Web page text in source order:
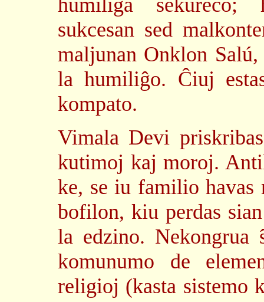
humiliga sekureco;
sukcesan sed
maljunan Onklon
la humiliĝo. Ĉiuj
kompato.
Vimala Devi
kutimoj kaj moroj.
ke, se iu familio
bofilon, kiu perdas
la edzino. Nekongrua
komunumo de
religioj (kasta sistemo